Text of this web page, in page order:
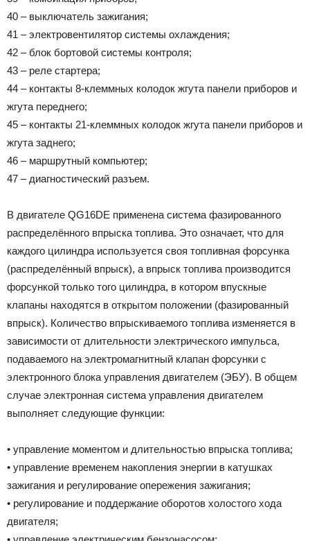
40 – выключатель зажигания;
41 – электровентилятор системы охлаждения;
42 – блок бортовой системы контроля;
43 – реле стартера;
44 – контакты 8-клеммных колодок жгута панели приборов и
жгута переднего;
45 – контакты 21-клеммных колодок жгута панели приборов и
жгута заднего;
46 – маршрутный компьютер;
47 – диагностический разъем.
В двигателе QG16DE применена система фазированного
распределённого впрыска топлива. Это означает, что для
каждого цилиндра используется своя топливная форсунка
(распределённый впрыск), а впрыск топлива производится
форсункой только того цилиндра, в котором впускные
клапаны находятся в открытом положении (фазированный
впрыск). Количество впрыскиваемого топлива изменяется в
зависимости от длительности электрического импульса,
подаваемого на электромагнитный клапан форсунки с
электронного блока управления двигателем (ЭБУ). В общем
случае электронная система управления двигателем
выполняет следующие функции:
• управление моментом и длительностью впрыска топлива;
• управление временем накопления энергии в катушках
зажигания и регулирование опережения зажигания;
• регулирование и поддержание оборотов холостого хода
двигателя;